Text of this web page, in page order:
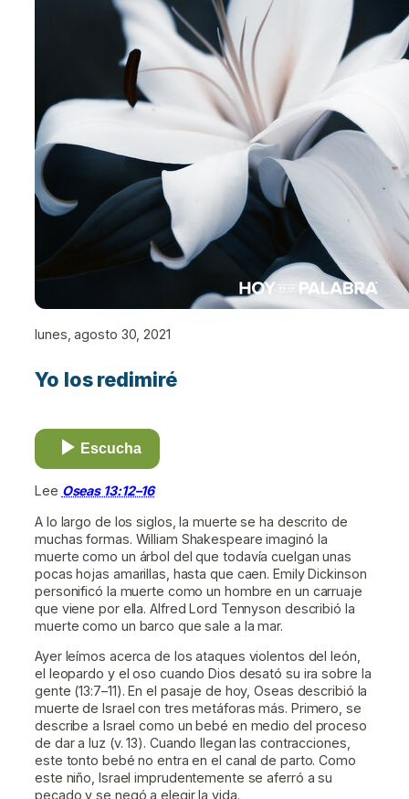
lunes, agosto 30, 2021
Yo los redimiré
Escucha
Lee Oseas 13:12–16
A lo largo de los siglos, la muerte se ha descrito de
muchas formas. William Shakespeare imaginó la
muerte como un árbol del que todavía cuelgan unas
pocas hojas amarillas, hasta que caen. Emily Dickinson
personificó la muerte como un hombre en un carruaje
que viene por ella. Alfred Lord Tennyson describió la
muerte como un barco que sale a la mar.
Ayer leímos acerca de los ataques violentos del león,
el leopardo y el oso cuando Dios desató su ira sobre la
gente (13:7–11). En el pasaje de hoy, Oseas describió la
muerte de Israel con tres metáforas más. Primero, se
describe a Israel como un bebé en medio del proceso
de dar a luz (v. 13). Cuando llegan las contracciones,
este tonto bebé no entra en el canal de parto. Como
este niño, Israel imprudentemente se aferró a su
pecado y se negó a elegir la vida.